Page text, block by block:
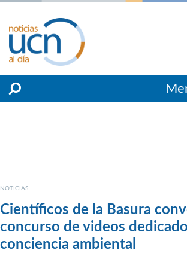
NOTICIAS
Científicos de la Basura
concurso de videos
conciencia ambiental